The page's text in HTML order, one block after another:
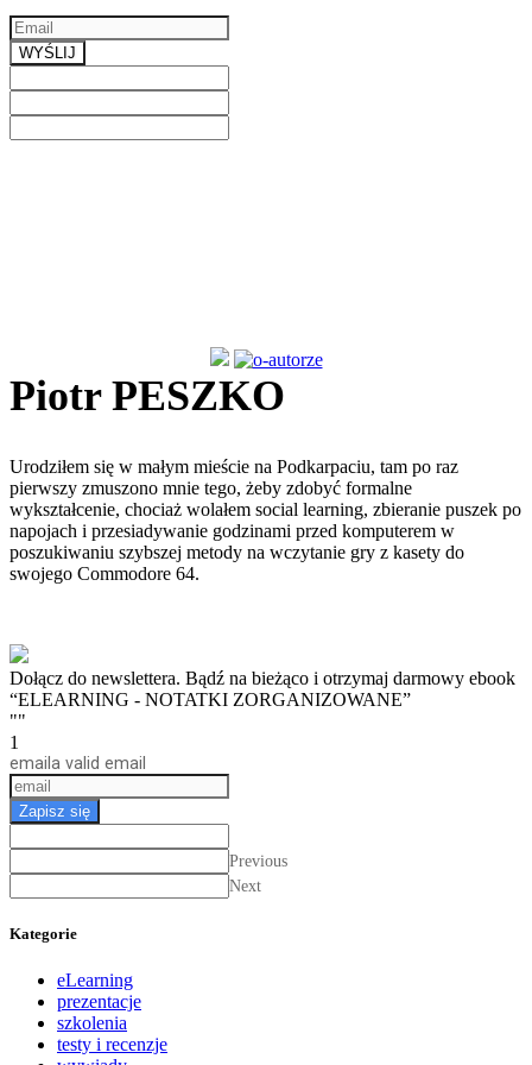
WYŚLIJ
Piotr PESZKO
Urodziłem się w małym mieście na Podkarpaciu, tam po raz
pierwszy zmuszono mnie tego, żeby zdobyć formalne
wykształcenie, chociaż wolałem social learning, zbieranie puszek po
napojach i przesiadywanie godzinami przed komputerem w
poszukiwaniu szybszej metody na wczytanie gry z kasety do
swojego Commodore 64.
Dołącz do newslettera. Bądź na bieżąco i otrzymaj darmowy ebook
“ELEARNING - NOTATKI ZORGANIZOWANE”
""
1
email a valid email
Zapisz się
Previous
Next
Kategorie
eLearning
prezentacje
szkolenia
testy i recenzje